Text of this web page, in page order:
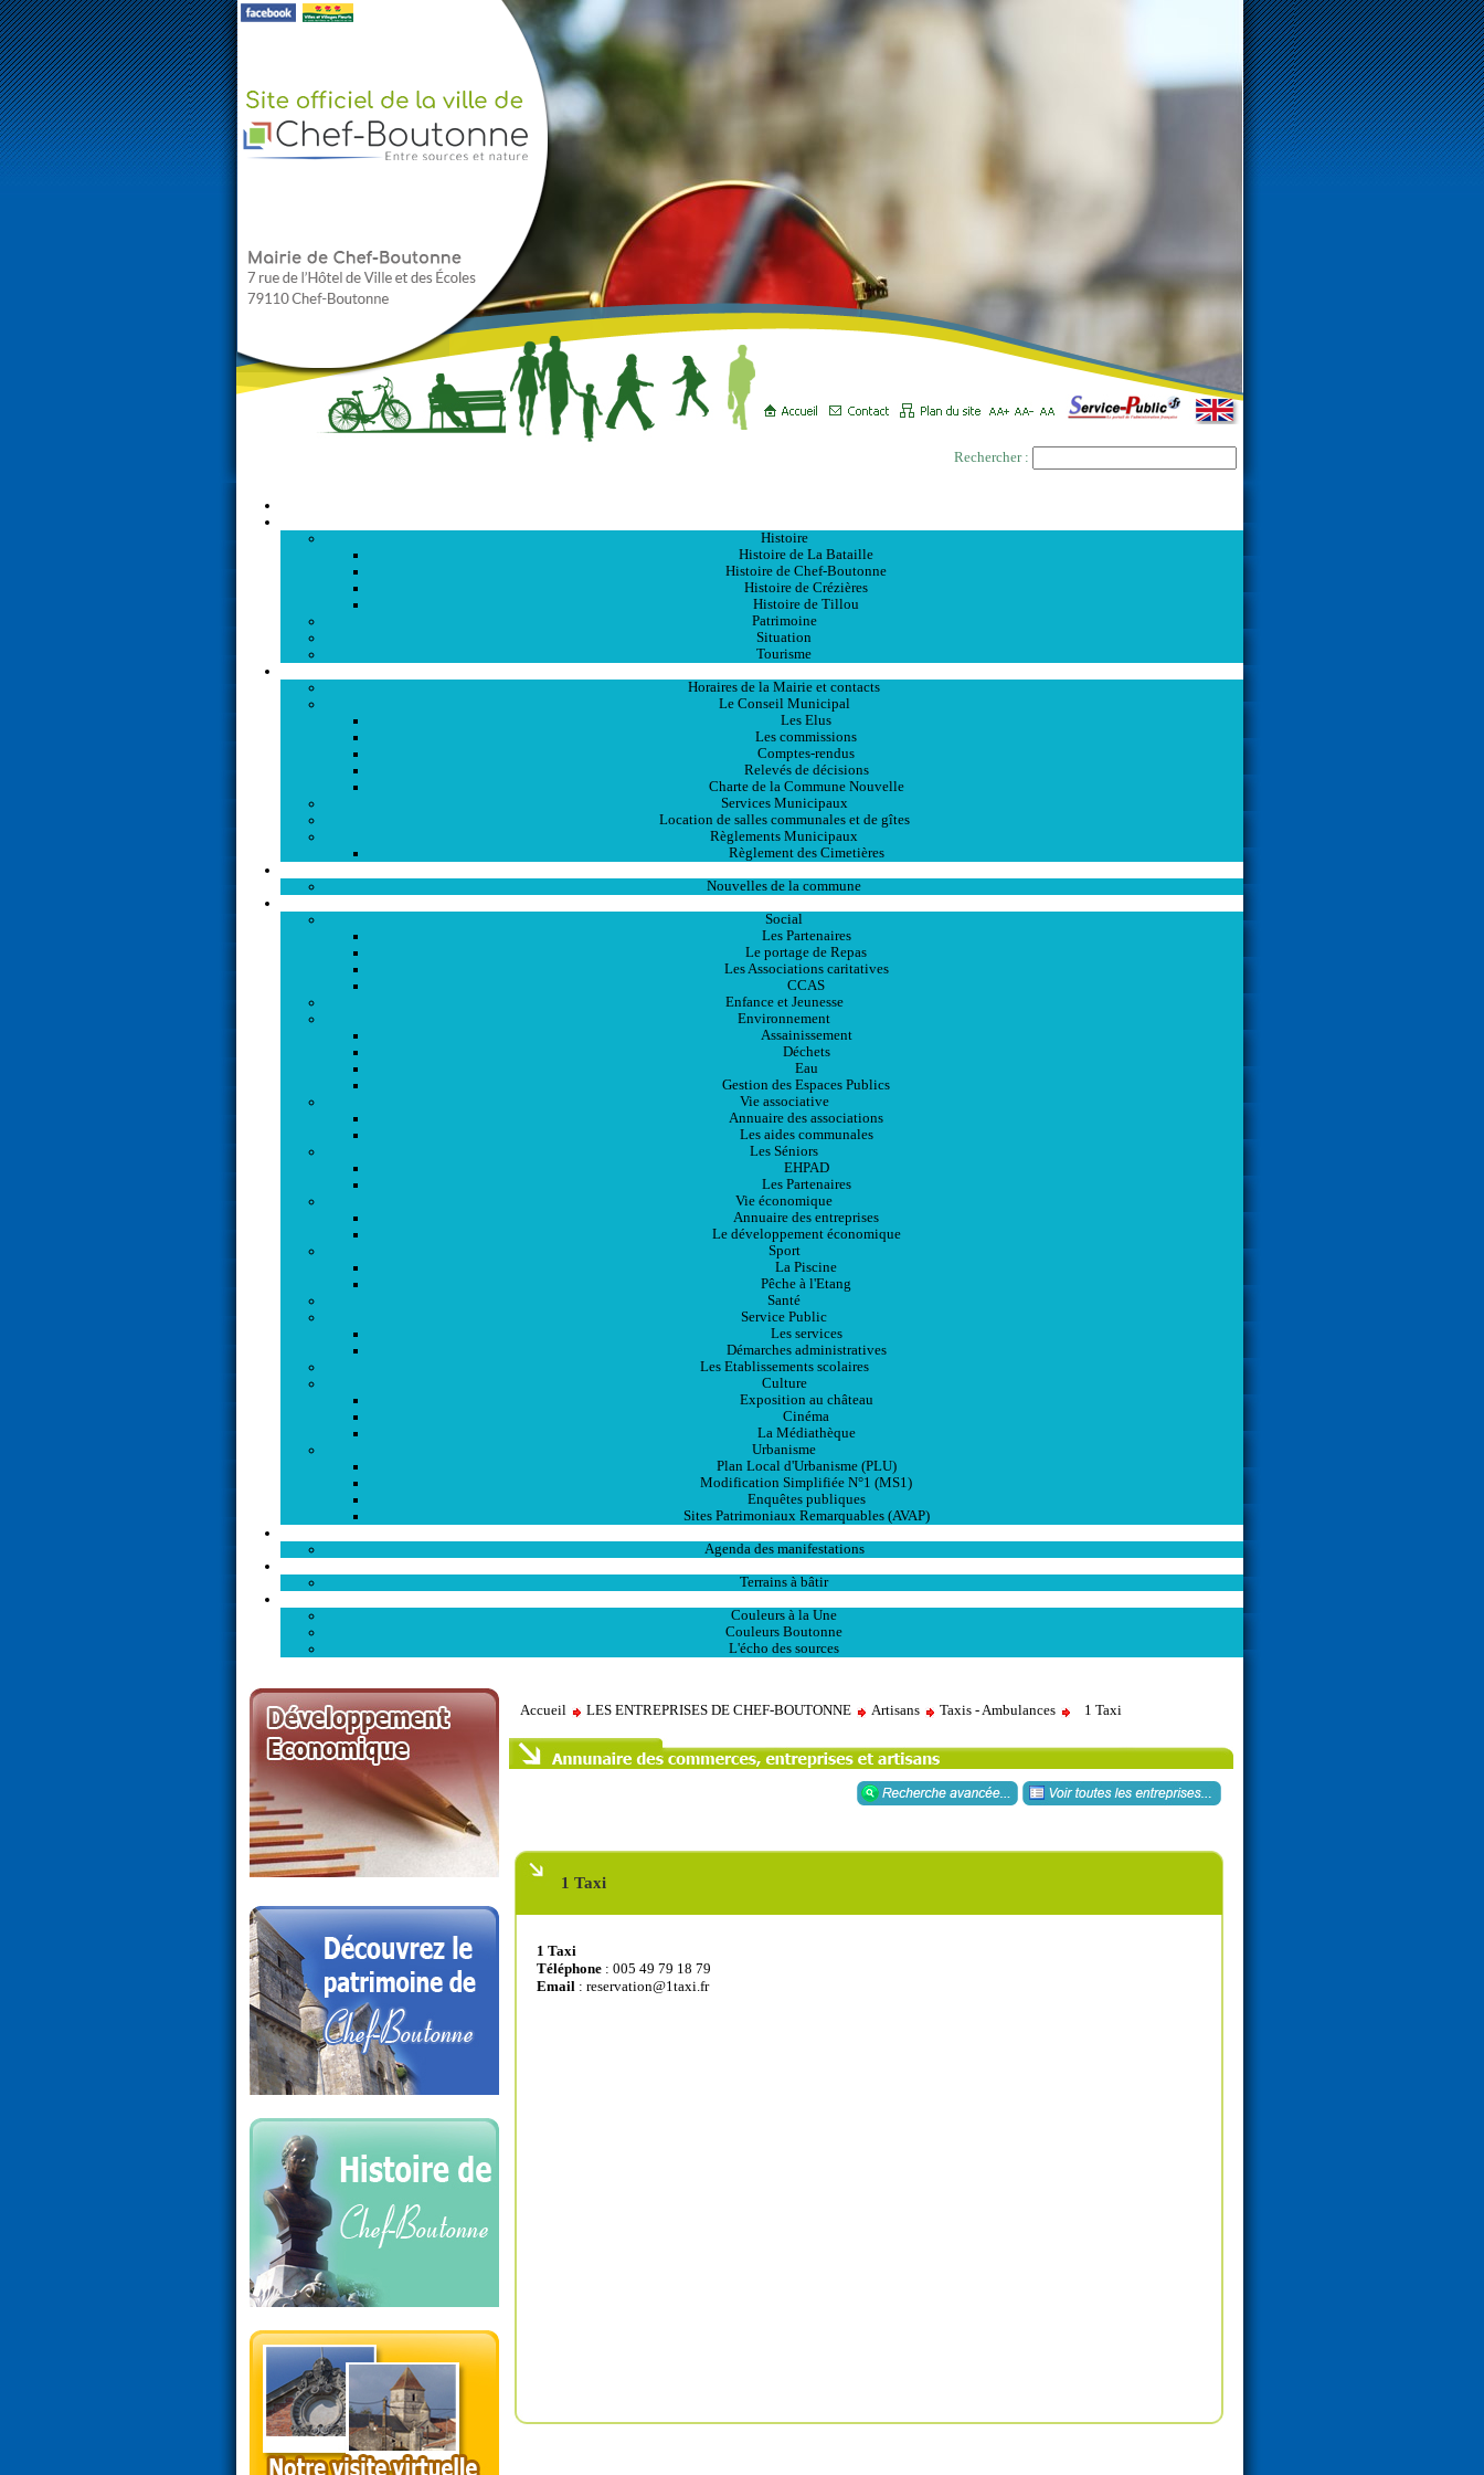
Rechercher :
Histoire
Histoire de La Bataille
Histoire de Chef-Boutonne
Histoire de Crézières
Histoire de Tillou
Patrimoine
Situation
Tourisme
Horaires de la Mairie et contacts
Le Conseil Municipal
Les Elus
Les commissions
Comptes-rendus
Relevés de décisions
Charte de la Commune Nouvelle
Services Municipaux
Location de salles communales et de gîtes
Règlements Municipaux
Règlement des Cimetières
Nouvelles de la commune
Social
Les Partenaires
Le portage de Repas
Les Associations caritatives
CCAS
Enfance et Jeunesse
Environnement
Assainissement
Déchets
Eau
Gestion des Espaces Publics
Vie associative
Annuaire des associations
Les aides communales
Les Séniors
EHPAD
Les Partenaires
Vie économique
Annuaire des entreprises
Le développement économique
Sport
La Piscine
Pêche à l'Etang
Santé
Service Public
Les services
Démarches administratives
Les Etablissements scolaires
Culture
Exposition au château
Cinéma
La Médiathèque
Urbanisme
Plan Local d'Urbanisme (PLU)
Modification Simplifiée N°1 (MS1)
Enquêtes publiques
Sites Patrimoniaux Remarquables (AVAP)
Agenda des manifestations
Terrains à bâtir
Couleurs à la Une
Couleurs Boutonne
L'écho des sources
Accueil LES ENTREPRISES DE CHEF-BOUTONNE Artisans Taxis - Ambulances 1 Taxi
1 Taxi
1 Taxi
Téléphone : 005 49 79 18 79
Email : reservation@1taxi.fr